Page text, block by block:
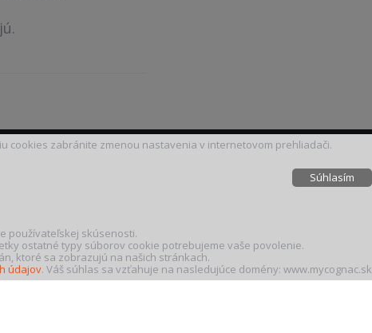
cookies zabránite zmenou nastavenia v internetovom prehliadači.
Súhlasím
používateľskej skúsenosti.
ostatné typy súborov cookie potrebujeme vaše povolenie.
ktoré sa zobrazujú na našich stránkach.
údajov. Váš súhlas sa vzťahuje na nasledujúce domény: www.mycognac.sk